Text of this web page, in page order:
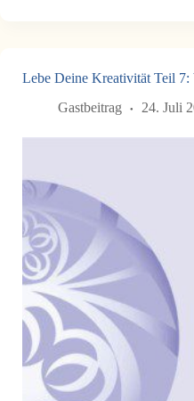
Lebe Deine Kreativität Teil
Gastbeitrag
24. Juli